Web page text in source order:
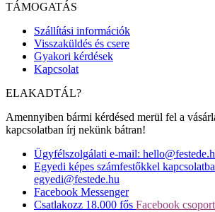
TÁMOGATÁS
Szállítási információk
Visszaküldés és csere
Gyakori kérdések
Kapcsolat
ELAKADTÁL?
Amennyiben bármi kérdésed merül fel a
kapcsolatban írj nekünk bátran!
Ügyfélszolgálati e-mail:
Egyedi képes számfestőkkel
egyedi@festede.hu
Facebook Messenger
Csatlakozz 18.000 fős Facebook